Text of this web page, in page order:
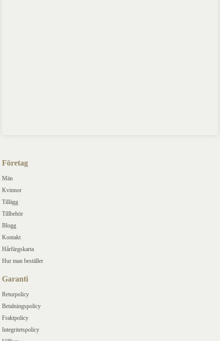
Företag
Män
Kvinnor
Tillägg
Tillbehör
Blogg
Kontakt
Hårfärgskarta
Hur man beställer
Garanti
Returpolicy
Betalningspolicy
Fraktpolicy
Integritetspolicy